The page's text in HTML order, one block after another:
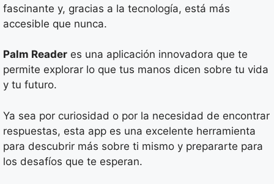
fascinante y, gracias a la tecnología, está más
accesible que nunca.
Palm Reader es una aplicación innovadora que te
permite explorar lo que tus manos dicen sobre tu vida
y tu futuro.
Ya sea por curiosidad o por la necesidad de encontrar
respuestas, esta app es una excelente herramienta
para descubrir más sobre ti mismo y prepararte para
los desafíos que te esperan.